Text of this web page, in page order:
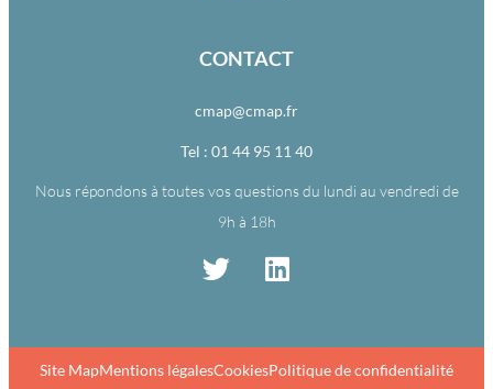
CONTACT
cmap@cmap.fr
Tel : 01 44 95 11 40
Nous répondons à toutes vos questions du lundi au vendredi de
9h à 18h
Site MapMentions légalesCookiesPolitique de confidentialité